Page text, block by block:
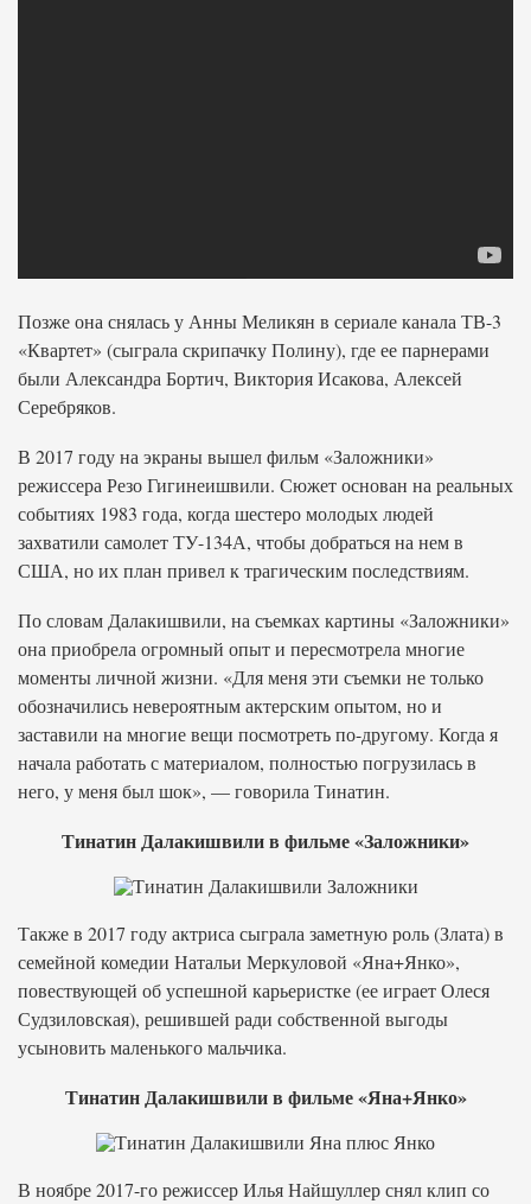
Позже она снялась у Анны Меликян в сериале канала ТВ-3
«Квартет» (сыграла скрипачку Полину), где ее парнерами
были Александра Бортич, Виктория Исакова, Алексей
Серебряков.
В 2017 году на экраны вышел фильм «Заложники»
режиссера Резо Гигинеишвили. Сюжет основан на реальных
событиях 1983 года, когда шестеро молодых людей
захватили самолет ТУ-134А, чтобы добраться на нем в
США, но их план привел к трагическим последствиям.
По словам Далакишвили, на съемках картины «Заложники»
она приобрела огромный опыт и пересмотрела многие
моменты личной жизни. «Для меня эти съемки не только
обозначились невероятным актерским опытом, но и
заставили на многие вещи посмотреть по-другому. Когда я
начала работать с материалом, полностью погрузилась в
него, у меня был шок», — говорила Тинатин.
Тинатин Далакишвили в фильме «Заложники»
Также в 2017 году актриса сыграла заметную роль (Злата) в
семейной комедии Натальи Меркуловой «Яна+Янко»,
повествующей об успешной карьеристке (ее играет Олеся
Судзиловская), решившей ради собственной выгоды
усыновить маленького мальчика.
Тинатин Далакишвили в фильме «Яна+Янко»
В ноябре 2017-го режиссер Илья Найшуллер снял клип со